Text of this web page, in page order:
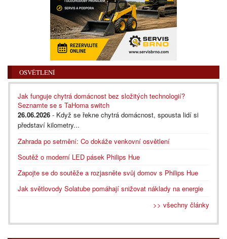
OSVĚTLENÍ
Jak funguje chytrá domácnost bez složitých technologií?
Seznamte se s TaHoma switch
26.06.2026 - Když se řekne chytrá domácnost, spousta lidí si
představí kilometry...
Zahrada po setmění: Co dokáže venkovní osvětlení
Soutěž o moderní LED pásek Philips Hue
Zapojte se do soutěže a rozjasněte svůj domov s Philips Hue
Jak světlovody Solatube pomáhají snižovat náklady na energie
>> všechny články